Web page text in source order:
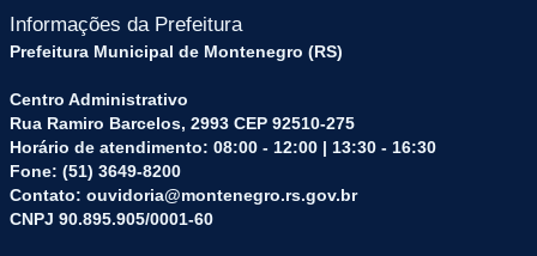
Informações da Prefeitura
Prefeitura Municipal de Montenegro (RS)
Centro Administrativo
Rua Ramiro Barcelos, 2993 CEP 92510-275
Horário de atendimento: 08:00 - 12:00 | 13:30 - 16:30
Fone: (51) 3649-8200
Contato: ouvidoria@montenegro.rs.gov.br
CNPJ 90.895.905/0001-60